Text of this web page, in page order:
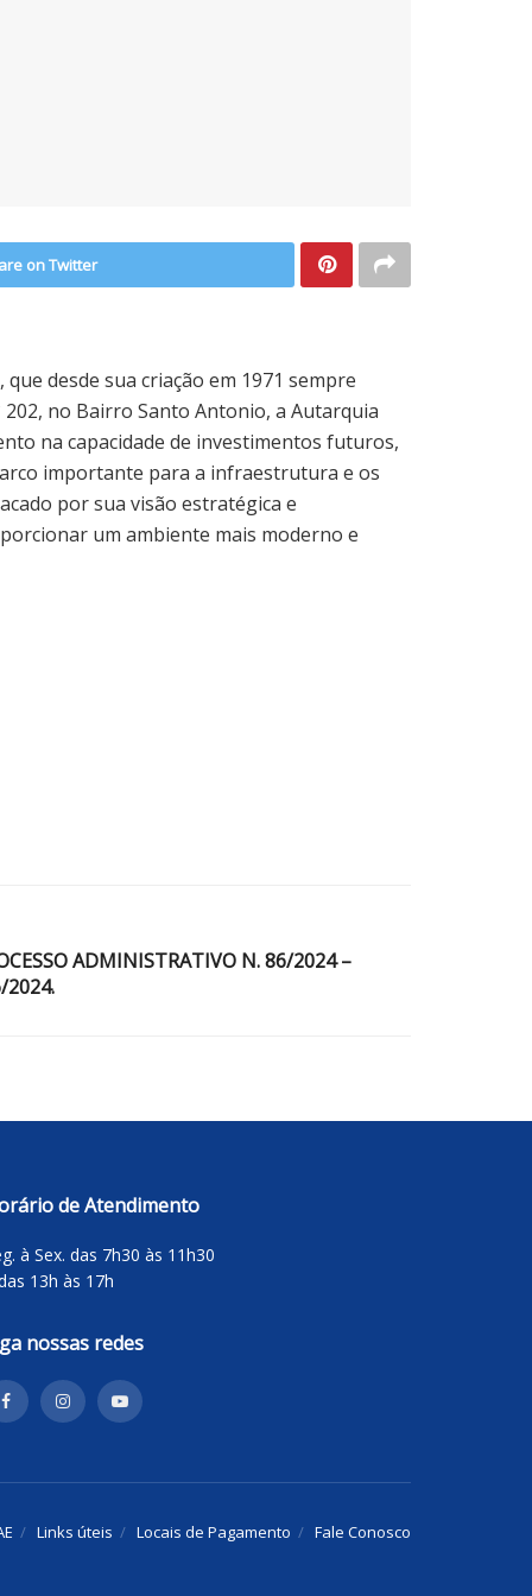
on Twitter
desde sua criação em 1971 sempre
no Bairro Santo Antonio, a Autarquia
na capacidade de investimentos futuros,
importante para a infraestrutura e os
por sua visão estratégica e
um ambiente mais moderno e
ADMINISTRATIVO N. 86/2024 –
2024.
de Atendimento
à Sex. das 7h30 às 11h30
13h às 17h
nossas redes
Links úteis Locais de Pagamento Fale Conosco